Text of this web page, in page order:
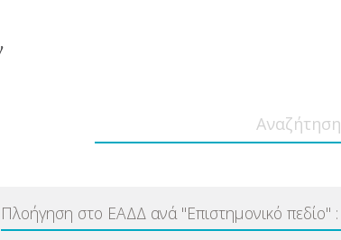
Πλοήγηση στο ΕΑΔΔ ανά "Επιστημονικό πεδίο" :